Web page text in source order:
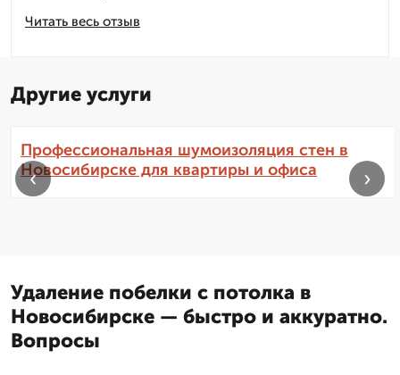
Читать весь отзыв
Другие услуги
Профессиональная шумоизоляция стен в
Новосибирске для квартиры и офиса
‹ ›
Удаление побелки с потолка в
Новосибирске — быстро и аккуратно.
Вопросы